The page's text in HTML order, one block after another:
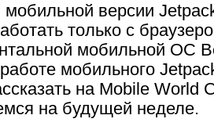
версии
только с
мобильной ОС
мобильного
на Mobile World
на будущей неделе.